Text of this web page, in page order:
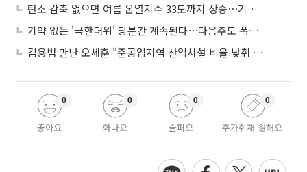
탄소 감축 없으면 여름 온열지수 33도까지 상승⋯기상청, 2100년 미래전망
기약 없는 '극한더위' 당분간 계속된다⋯다음주도 폭염·열대야 지속
김용범 만난 오세훈 "준공업지역 산업시설 비율 낮춰 공급 늘려야"
좋아요
0
화나요
0
슬퍼요
0
추가취재 원해요
0